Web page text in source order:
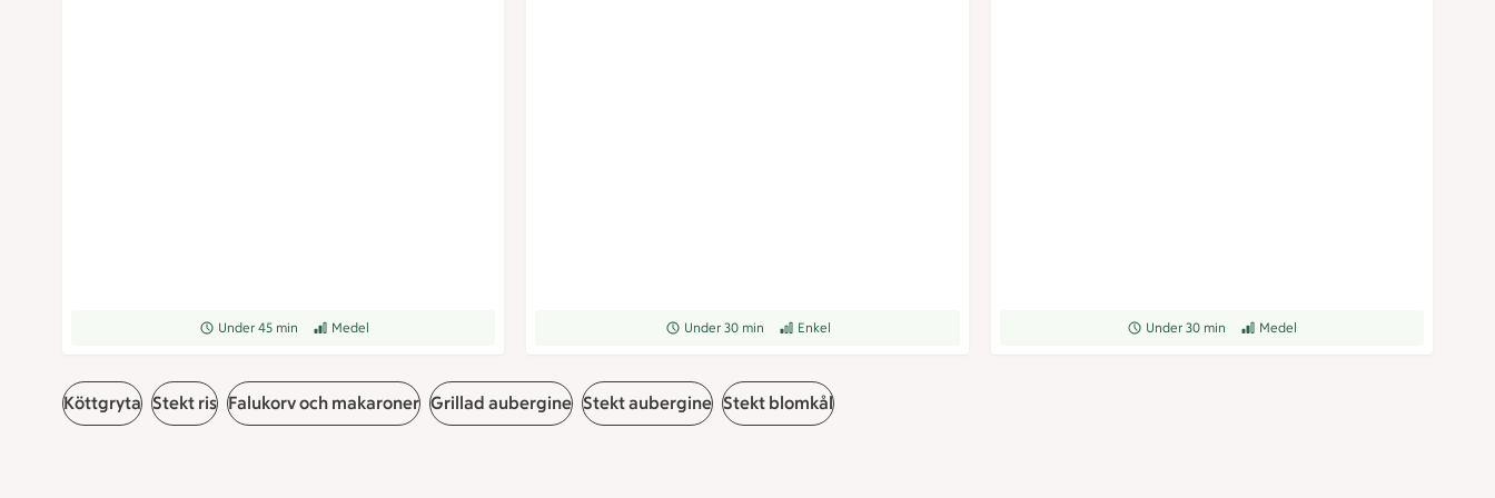
Receptet tar Under 45 min att tillaga
Under 45 min Receptet har Medel svårighetsgrad
Medel Receptet tar Under 30 min att tillaga
Under 30 min Receptet har Enkel svårighetsgrad
Enkel Receptet tar Under 30 min att tillaga
Under 30 min Receptet har Medel svårighetsgrad
Medel
Köttgryta Stekt ris Falukorv och makaroner Grillad aubergine Stekt aubergine Stekt blomkål